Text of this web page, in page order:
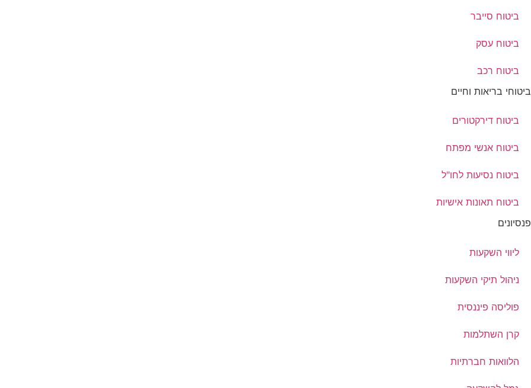
ביטוח סייבר
ביטוח עסק
ביטוח רכב
ביטוחי בריאות וחיים
ביטוח דירקטורים
ביטוח אנשי מפתח
ביטוח נסיעות לחו"ל
ביטוח תאונות אישיות
פנסיונים
ליווי השקעות
ניהול תיקי השקעות
פוליסה פיננסית
קרן השתלמות
הלוואות חברתיות